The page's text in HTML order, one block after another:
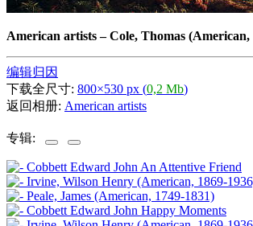
American artists–Cole, Thomas (American,
编辑归因
下载全尺寸: 800×530 px (0,2 Mb)
返回相册: American artists
专辑: